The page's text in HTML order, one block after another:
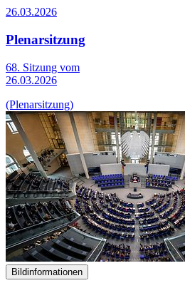
26.03.2026
Plenarsitzung
68. Sitzung vom
26.03.2026
(Plenarsitzung)
Bildinformationen